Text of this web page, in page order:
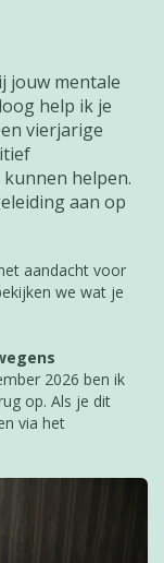
jouw mentale
help ik je
vierjarige
helpen.
aan op
aandacht voor
we wat je
2026 ben ik
op. Als je dit
via het